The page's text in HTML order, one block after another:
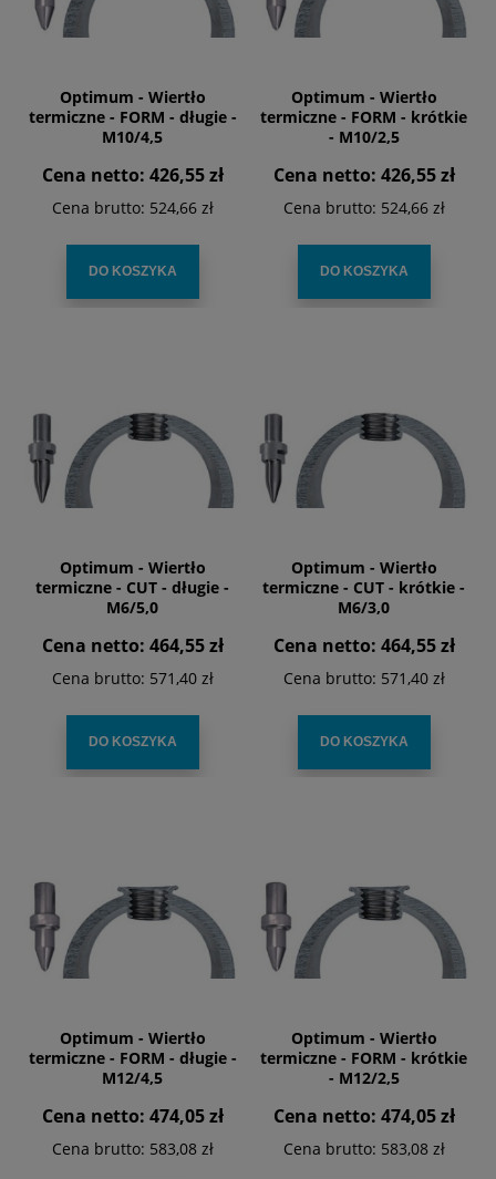
Optimum - Wiertło
termiczne - FORM - długie -
M10/4,5
Cena netto: 426,55 zł
Cena brutto: 524,66 zł
DO KOSZYKA
Optimum - Wiertło
termiczne - FORM - krótkie
- M10/2,5
Cena netto: 426,55 zł
Cena brutto: 524,66 zł
DO KOSZYKA
Optimum - Wiertło
termiczne - CUT - długie -
M6/5,0
Cena netto: 464,55 zł
Cena brutto: 571,40 zł
DO KOSZYKA
Optimum - Wiertło
termiczne - CUT - krótkie -
M6/3,0
Cena netto: 464,55 zł
Cena brutto: 571,40 zł
DO KOSZYKA
Optimum - Wiertło
termiczne - FORM - długie -
M12/4,5
Cena netto: 474,05 zł
Cena brutto: 583,08 zł
Optimum - Wiertło
termiczne - FORM - krótkie
- M12/2,5
Cena netto: 474,05 zł
Cena brutto: 583,08 zł